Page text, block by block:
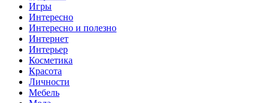
Игры
Интересно
Интересно и полезно
Интернет
Интерьер
Косметика
Красота
Личности
Мебель